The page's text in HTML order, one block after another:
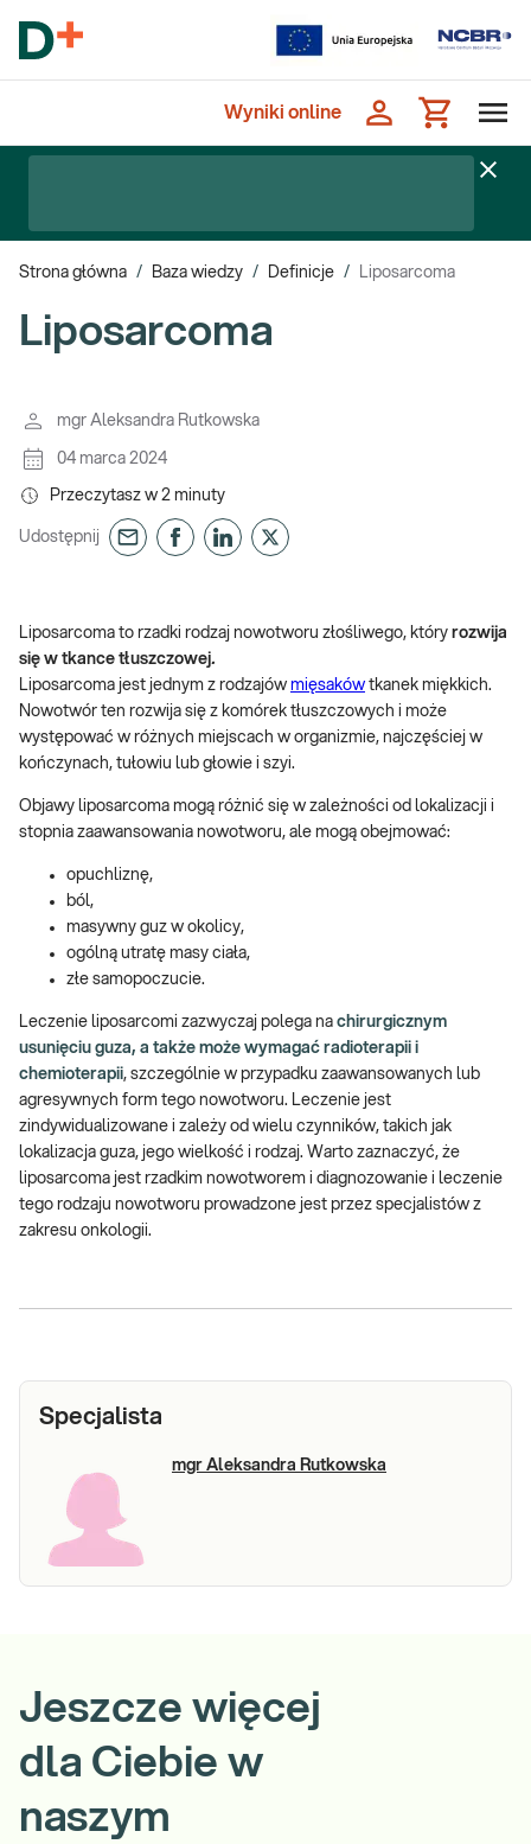
Wyniki online
Strona główna / Baza wiedzy / Definicje / Liposarcoma
Liposarcoma
mgr Aleksandra Rutkowska
04 marca 2024
Przeczytasz w 2 minuty
Udostępnij
Liposarcoma to rzadki rodzaj nowotworu złośliwego, który rozwija
się w tkance tłuszczowej.
Liposarcoma jest jednym z rodzajów mięsaków tkanek miękkich.
Nowotwór ten rozwija się z komórek tłuszczowych i może
występować w różnych miejscach w organizmie, najczęściej w
kończynach, tułowiu lub głowie i szyi.
Objawy liposarcoma mogą różnić się w zależności od lokalizacji i
stopnia zaawansowania nowotworu, ale mogą obejmować:
opuchliznę,
ból,
masywny guz w okolicy,
ogólną utratę masy ciała,
złe samopoczucie.
Leczenie liposarcomi zazwyczaj polega na chirurgicznym
usunięciu guza, a także może wymagać radioterapii i
chemioterapii, szczególnie w przypadku zaawansowanych lub
agresywnych form tego nowotworu. Leczenie jest
zindywidualizowane i zależy od wielu czynników, takich jak
lokalizacja guza, jego wielkość i rodzaj. Warto zaznaczyć, że
liposarcoma jest rzadkim nowotworem i diagnozowanie i leczenie
tego rodzaju nowotworu prowadzone jest przez specjalistów z
zakresu onkologii.
Specjalista
mgr Aleksandra Rutkowska
Jeszcze więcej
dla Ciebie w
naszym